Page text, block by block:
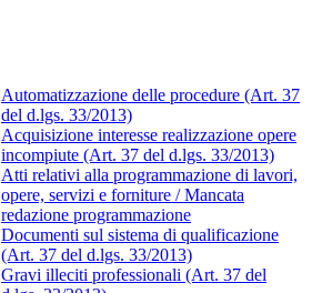
Automatizzazione delle procedure (Art. 37
del d.lgs. 33/2013)
Acquisizione interesse realizzazione opere
incompiute (Art. 37 del d.lgs. 33/2013)
Atti relativi alla programmazione di lavori,
opere, servizi e forniture / Mancata
redazione programmazione
Documenti sul sistema di qualificazione
(Art. 37 del d.lgs. 33/2013)
Gravi illeciti professionali (Art. 37 del